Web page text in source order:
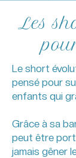
Les
Le short
pensé pour
enfants qui
Grâce à sa
peut être
jamais gêner